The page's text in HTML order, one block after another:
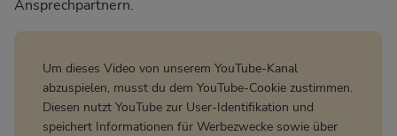
Ansprechpartnern.
Um dieses Video von unserem YouTube-Kanal
abzuspielen, musst du dem YouTube-Cookie zustimmen.
Diesen nutzt YouTube zur User-Identifikation und
speichert Informationen für Werbezwecke sowie über